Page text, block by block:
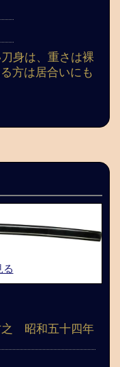
身は、重さは裸
方は居合いにも
る
之 昭和五十四年